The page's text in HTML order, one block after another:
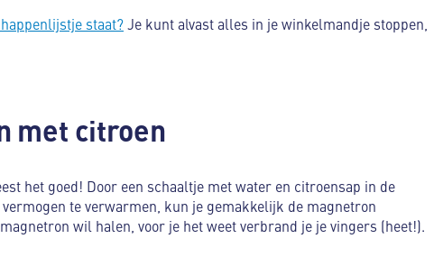
staat?Je kunt alvast alles in je winkelmandje stoppen,
met citroen
het goed! Door een schaaltje met water en citroensap in de
te verwarmen, kun je gemakkelijk de magnetron
wil halen, voor je het weet verbrand je je vingers (heet!).